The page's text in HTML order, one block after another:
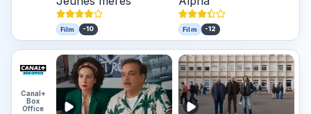
Film -10 Film -12
Canal+
Box
Office